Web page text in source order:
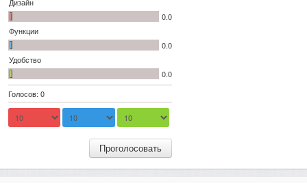
0.0
Функции
0.0
Удобство
0.0
Голосов: 0
Проголосовать